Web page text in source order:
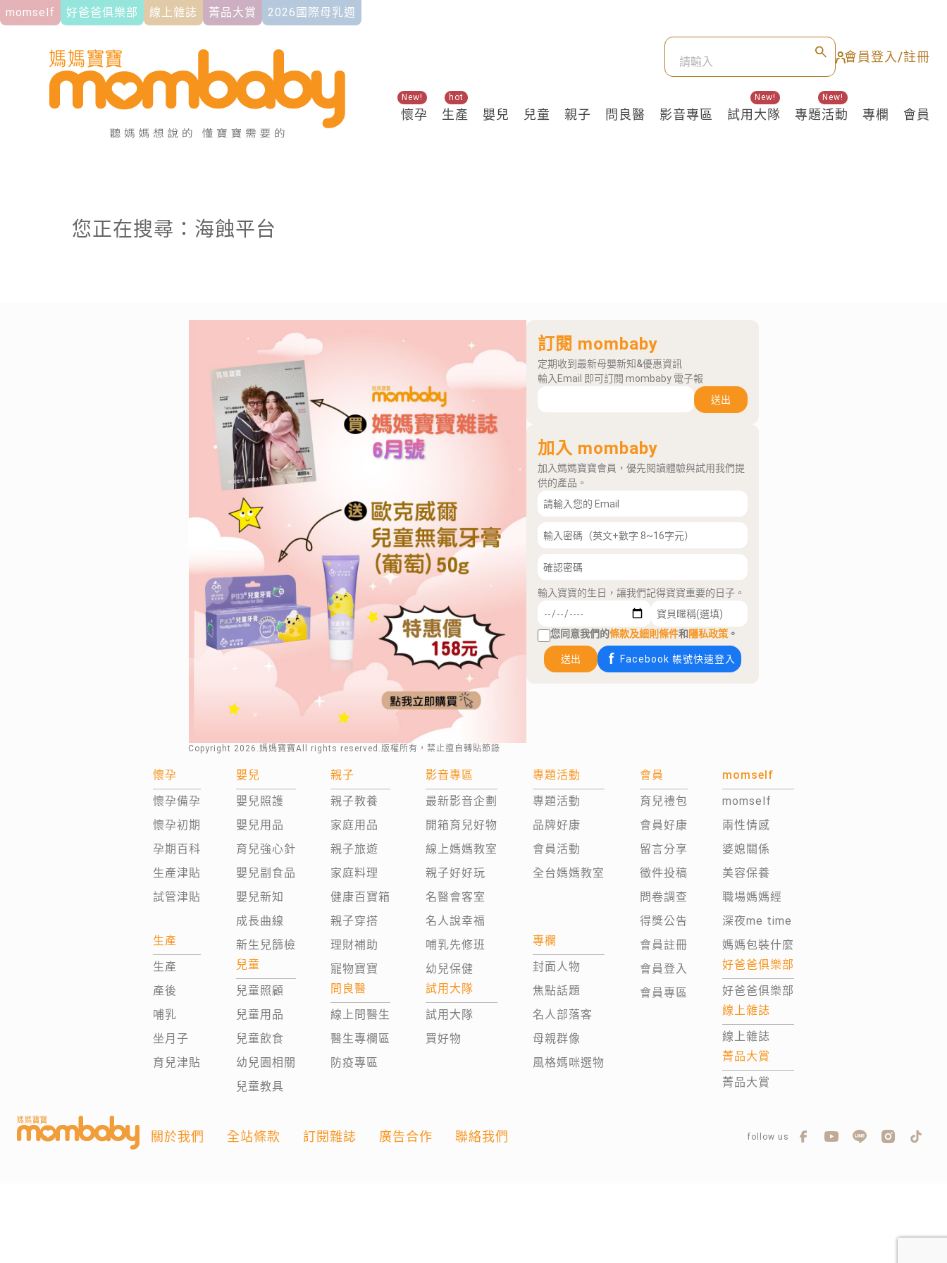
momself 好爸爸俱樂部 線上雜誌 菁品大賞 2026國際母乳週
會員登入/註冊
懷孕
New!
生產
hot
嬰兒 兒童 親子 問良醫 影音專區 試用大隊
New!
專題活動
New!
專欄 會員
關鍵熱搜
您正在搜尋：海蝕平台
Copyright 2026 .媽媽寶寶All rights reserved.版權所有，禁止擅自轉貼節錄
訂閱 mombaby
定期收到最新母嬰新知&優惠資訊
輸入Email 即可訂閱 mombaby 電子報
送出
加入 mombaby
加入媽媽寶寶會員，優先閱讀體驗與試用我們提
供的產品。
輸入寶寶的生日，讓我們記得寶寶重要的日子。
您同意我們的條款及細則條件和隱私政策 。
送出 Facebook 帳號快速登入
懷孕
懷孕備孕
懷孕初期
孕期百科
生產津貼
試管津貼
生產
生產
產後
哺乳
坐月子
育兒津貼
嬰兒
嬰兒照護
嬰兒用品
育兒強心針
嬰兒副食品
嬰兒新知
成長曲線
新生兒篩檢
兒童
兒童照顧
兒童用品
兒童飲食
幼兒園相關
兒童教具
親子
親子教養
家庭用品
親子旅遊
家庭料理
健康百寶箱
親子穿搭
理財補助
寵物寶寶
問良醫
線上問醫生
醫生專欄區
防疫專區
影音專區
最新影音企劃
開箱育兒好物
線上媽媽教室
親子好好玩
名醫會客室
名人說幸福
哺乳先修班
幼兒保健
試用大隊
試用大隊
買好物
專題活動
專題活動
品牌好康
會員活動
全台媽媽教室
專欄
封面人物
焦點話題
名人部落客
母親群像
風格媽咪選物
會員
育兒禮包
會員好康
留言分享
徵件投稿
問卷調查
得獎公告
會員註冊
會員登入
會員專區
momself
momself
兩性情感
婆媳關係
美容保養
職場媽媽經
深夜me time
媽媽包裝什麼
好爸爸俱樂部
好爸爸俱樂部
線上雜誌
線上雜誌
菁品大賞
菁品大賞
關於我們 全站條款 訂閱雜誌 廣告合作 聯絡我們 follow us